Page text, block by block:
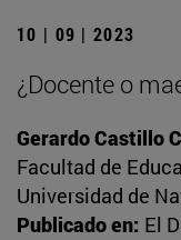
10 | 09 | 2023
¿Docente o
Gerardo Castillo
Facultad de
Universidad de
Publicado en: El